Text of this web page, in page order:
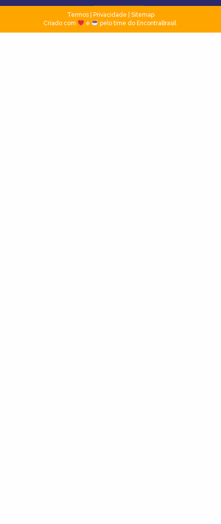
Termos| Privacidade
Sitemap
Criado com
e pelo time do EncontraBrasil